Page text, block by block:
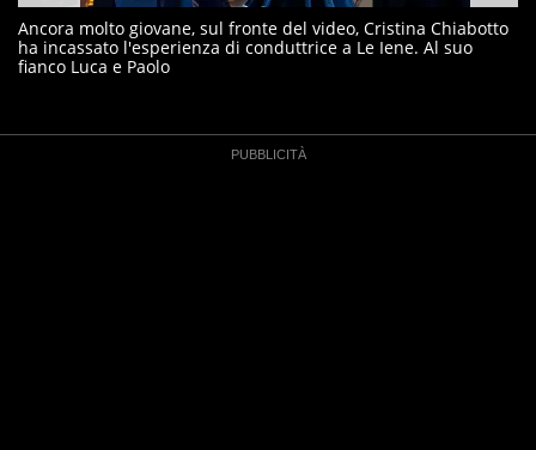
Ancora molto giovane, sul fronte del video, Cristina Chiabotto
ha incassato l'esperienza di conduttrice a Le Iene. Al suo
fianco Luca e Paolo